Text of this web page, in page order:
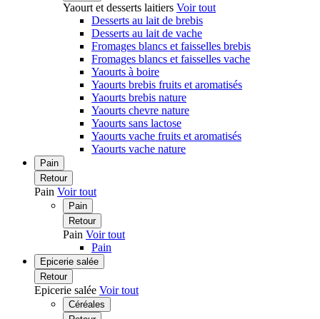
Yaourt et desserts laitiers Voir tout
Desserts au lait de brebis
Desserts au lait de vache
Fromages blancs et faisselles brebis
Fromages blancs et faisselles vache
Yaourts à boire
Yaourts brebis fruits et aromatisés
Yaourts brebis nature
Yaourts chevre nature
Yaourts sans lactose
Yaourts vache fruits et aromatisés
Yaourts vache nature
Pain
Retour
Pain Voir tout
Pain
Retour
Pain Voir tout
Pain
Epicerie salée
Retour
Epicerie salée Voir tout
Céréales